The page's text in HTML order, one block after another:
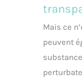
Mais ce
peuvent